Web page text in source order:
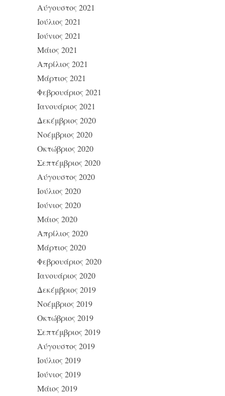
Αύγουστος 2021
Ιούλιος 2021
Ιούνιος 2021
Μάιος 2021
Απρίλιος 2021
Μάρτιος 2021
Φεβρουάριος 2021
Ιανουάριος 2021
Δεκέμβριος 2020
Νοέμβριος 2020
Οκτώβριος 2020
Σεπτέμβριος 2020
Αύγουστος 2020
Ιούλιος 2020
Ιούνιος 2020
Μάιος 2020
Απρίλιος 2020
Μάρτιος 2020
Φεβρουάριος 2020
Ιανουάριος 2020
Δεκέμβριος 2019
Νοέμβριος 2019
Οκτώβριος 2019
Σεπτέμβριος 2019
Αύγουστος 2019
Ιούλιος 2019
Ιούνιος 2019
Μάιος 2019